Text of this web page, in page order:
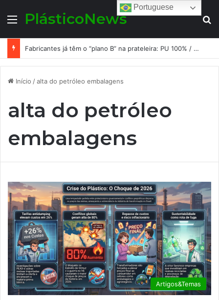
MenuPlásticoNews
Fabricantes já têm o “plano B” na prateleira: PU 100% / NC-free existe, mas ainda é pouco usado: a hora é transformar isso em projeto de resiliência
Início /alta do petróleo embalagens
alta do petróleo
embalagens
Artigos&Temas
Portuguese